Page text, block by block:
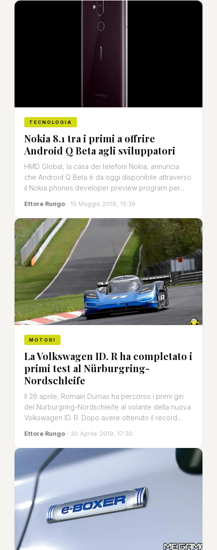
TECNOLOGIA
Nokia 8.1 tra i primi a offrire
Android Q Beta agli sviluppatori
HMD Global, la casa dei telefoni Nokia, annuncia
che Android Q Beta è da oggi disponibile attraverso
il Nokia phones developer preview program per...
Ettore Rungo · 10 Maggio 2019, 15:36
MOTORI
La Volkswagen ID. R ha completato i
primi test al Nürburgring-
Nordschleife
Il 26 aprile, Romain Dumas ha percorso i primi giri
del Nürburgring-Nordschleife al volante della nuova
Volkswagen ID. R. Dopo avere ottenuto il record...
Ettore Rungo · 30 Aprile 2019, 17:30